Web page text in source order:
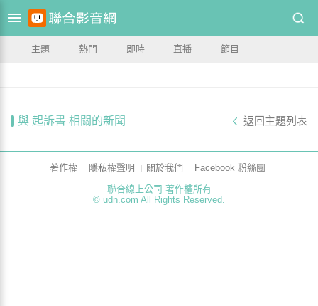
主題 熱門 即時 直播 節目
與 起訴書 相關的新聞 返回主題列表
著作權 隱私權聲明 關於我們
Facebook 粉絲團
聯合線上公司 著作權所有
© udn.com All Rights Reserved.